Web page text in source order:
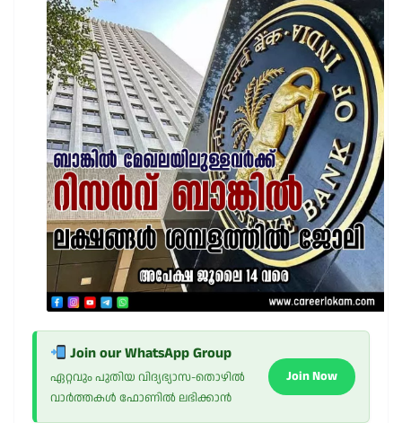
Join our WhatsApp Group
ഏറ്റവും പുതിയ വിദ്യഭ്യാസ-തൊഴിൽ
വാർത്തകൾ ഫോണിൽ ലഭിക്കാൻ
Join Now